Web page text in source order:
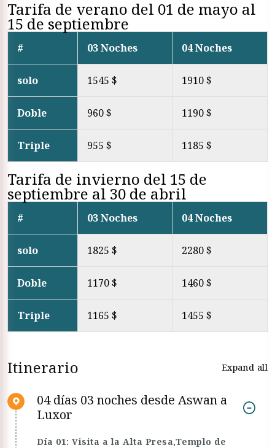
Tarifa de verano del 01 de mayo al
15 de septiembre
# 03 Noches 04 Noches
solo 1545 $ 1910 $
Doble 960 $ 1190 $
Triple 955 $ 1185 $
Tarifa de invierno del 15 de
septiembre al 30 de abril
# 03 Noches 04 Noches
solo 1825 $ 2280 $
Doble 1170 $ 1460 $
Triple 1165 $ 1455 $
Itinerario Expand all
04 días 03 noches desde Aswan a
Luxor
Día 01: Visita a la Alta Presa,Templo de